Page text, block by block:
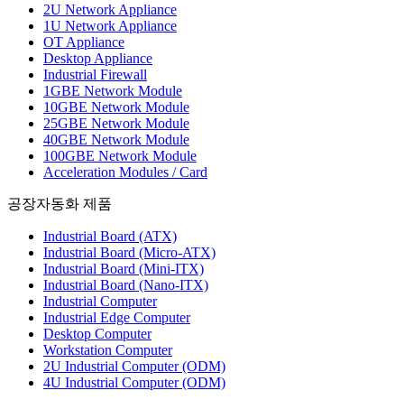
2U Network Appliance
1U Network Appliance
OT Appliance
Desktop Appliance
Industrial Firewall
1GBE Network Module
10GBE Network Module
25GBE Network Module
40GBE Network Module
100GBE Network Module
Acceleration Modules / Card
공장자동화 제품
Industrial Board (ATX)
Industrial Board (Micro-ATX)
Industrial Board (Mini-ITX)
Industrial Board (Nano-ITX)
Industrial Computer
Industrial Edge Computer
Desktop Computer
Workstation Computer
2U Industrial Computer (ODM)
4U Industrial Computer (ODM)